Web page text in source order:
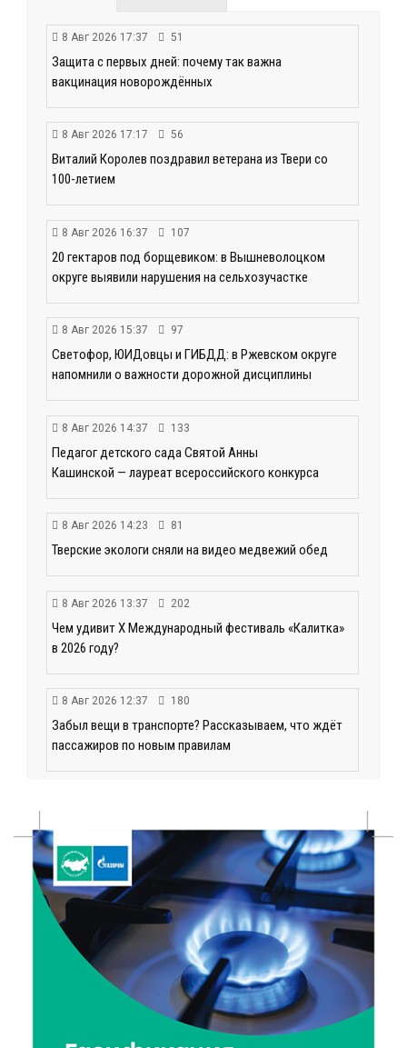
8 Авг 2026 17:37 51
Защита с первых дней: почему так важна
вакцинация новорождённых
8 Авг 2026 17:17 56
Виталий Королев поздравил ветерана из Твери со
100-летием
8 Авг 2026 16:37 107
20 гектаров под борщевиком: в Вышневолоцком
округе выявили нарушения на сельхозучастке
8 Авг 2026 15:37 97
Светофор, ЮИДовцы и ГИБДД: в Ржевском округе
напомнили о важности дорожной дисциплины
8 Авг 2026 14:37 133
Педагог детского сада Святой Анны
Кашинской — лауреат всероссийского конкурса
8 Авг 2026 14:23 81
Тверские экологи сняли на видео медвежий обед
8 Авг 2026 13:37 202
Чем удивит X Международный фестиваль «Калитка»
в 2026 году?
8 Авг 2026 12:37 180
Забыл вещи в транспорте? Рассказываем, что ждёт
пассажиров по новым правилам
области проходят «Дни безопасности»
8 Авг 2026 10:37 174
Арбуз без риска: на что обратить внимание при
покупке — советы Роскачества
8 Авг 2026 10:21 72
Виталий Королев рассказал о доступном спорте
для жителей Верхневолжья